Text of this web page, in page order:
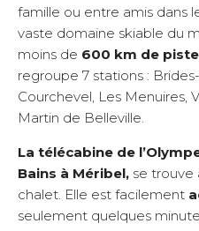
famille ou entre amis dans
vaste domaine skiable du
moins de 600 km de
regroupe 7 stations :
Courchevel, Les Menuires,
Martin de Belleville.
La télécabine de
Bains à Méribel, se trouve
chalet. Elle est facilement
seulement quelques